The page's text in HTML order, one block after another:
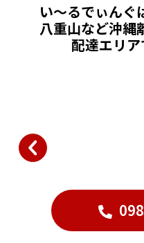
い〜るでぃんぐ
八重山など沖縄
配達エリ